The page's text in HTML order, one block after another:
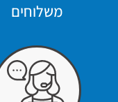
משלוחים